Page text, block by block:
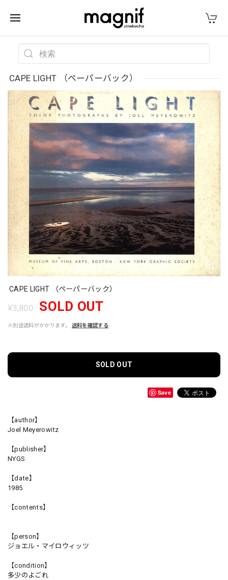
CAPE LIGHT （ペーパーバック）
CAPE LIGHT （ペーパーバック）
¥3,800 SOLD OUT
※別途送料がかかります。 送料を確認する
SOLD OUT
Save
【author】
Joel Meyerowitz
【publisher】
NYGS
【date】
1985
【contents】
【person】
ジョエル・マイロウィッツ
【condition】
多少のよごれ